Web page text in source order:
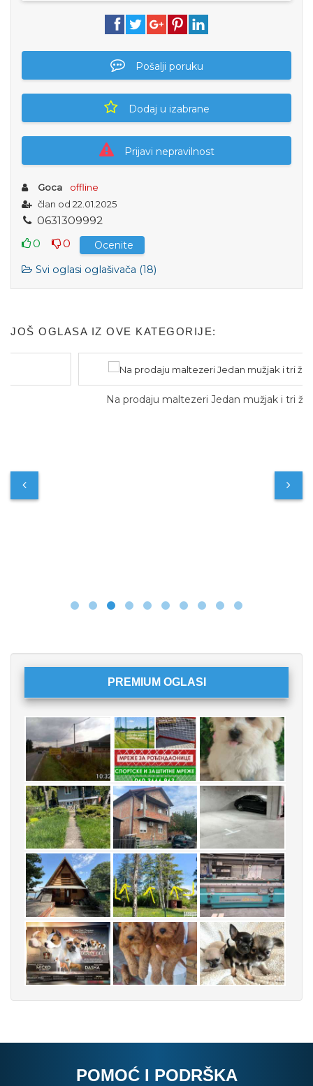
Pošalji poruku
Dodaj u izabrane
Prijavi nepravilnost
Goca
offline
član od 22.01.2025
0631309992
0
0
Ocenite
Svi oglasi oglašivača (18)
JOŠ OGLASA IZ OVE KATEGORIJE:
Na prodaju maltezeri Jedan mužjak i tri ženkice
PREMIUM OGLASI
POMOĆ I PODRŠKA